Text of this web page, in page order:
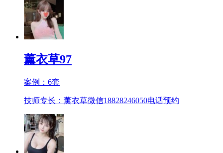
薰衣草97
案例： 6套
技师专长：薰衣草微信18828246050电话预约